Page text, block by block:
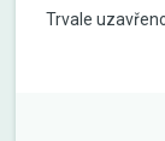
Trvale